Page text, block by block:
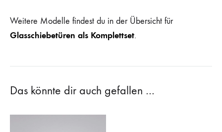
Weitere Modelle findest du in der Übersicht für
Glasschiebetüren als Komplettset.
Das könnte dir auch gefallen …